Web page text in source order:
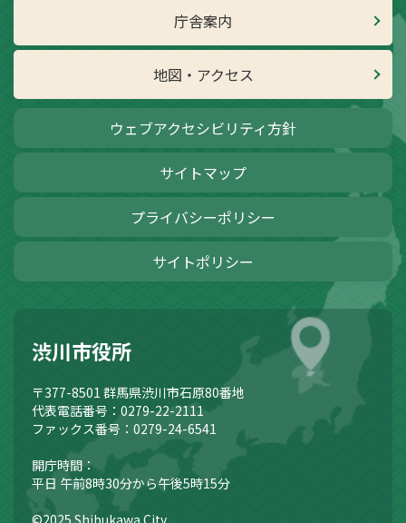
庁舎案内
地図・アクセス
ウェブアクセシビリティ方針
サイトマップ
プライバシーポリシー
サイトポリシー
渋川市役所
〒377-8501 群馬県渋川市石原80番地
代表電話番号：0279-22-2111
ファックス番号：0279-24-6541
開庁時間：
平日 午前8時30分から午後5時15分
©2025 Shibukawa City.